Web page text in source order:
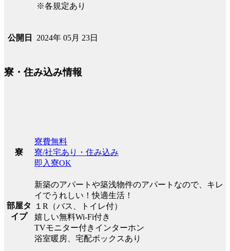
※各規定あり
公開日 2024年 05月 23日
寮・住み込み情報
寮
寮費無料
寮/社宅あり・住み込み
即入寮OK
部屋タ
イプ
新築のアパートや築浅物件のアパートなので、キレ
イでうれしい！快適生活！
１R（バス、トイレ付）
嬉しい無料Wi-Fi付き
TVモニター付きインターホン
浴室暖房、宅配ボックスあり